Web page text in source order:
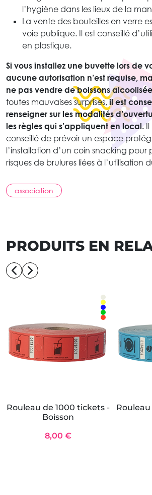
l’hygiène dans les lieux de la
La vente des bouteilles en verre
voie publique. Il est conseillé
en plastique.
Si vous installez une buvette lors de
aucune autorisation n’est requise,
ne pas vendre de boissons
toutes mauvaises surprises,il est
renseigner sur les modalités
les règles qui s’appliquent en local.
conseillé de prévoir un espace
l’installation d’un coin snacking pour
risques de brulures liées à l’utilisation
association
PRODUITS EN
Rouleau de 1000 tickets -
Boisson
8,00 €